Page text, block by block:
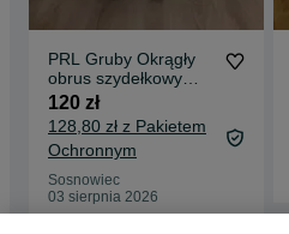
PRL Gruby Okrągły
obrus szydełkowy
Rękodzieło
120 zł
128,80 zł z Pakietem
Ochronnym
Sosnowiec
03 sierpnia 2026